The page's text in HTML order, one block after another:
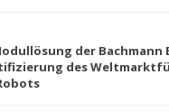
der Bachmann
des